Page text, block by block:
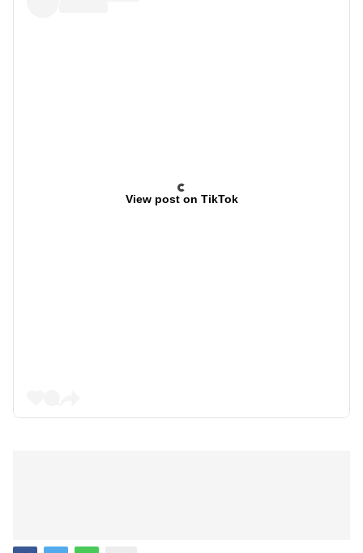
View post on TikTok